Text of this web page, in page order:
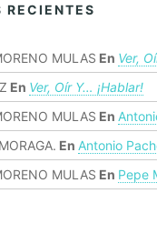
RECIENTES
MULAS En Ver,
En Ver, Oír Y… ¡hablar!
MULAS En
En Antonio
MULAS En Pepe